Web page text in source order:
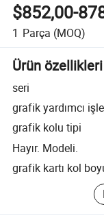
$852,00-
1 Parça (MOQ)
Ürün özellikleri
seri
grafik yardımcı
grafik kolu tipi
Hayır. Modeli.
grafik kartı kol